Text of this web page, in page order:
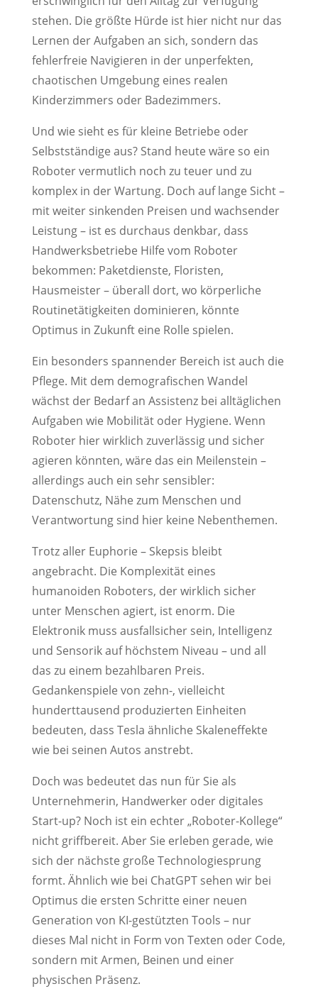
stehen. Die größte Hürde ist hier nicht nur das
Lernen der Aufgaben an sich, sondern das
fehlerfreie Navigieren in der unperfekten,
chaotischen Umgebung eines realen
Kinderzimmers oder Badezimmers.
Und wie sieht es für kleine Betriebe oder
Selbstständige aus? Stand heute wäre so ein
Roboter vermutlich noch zu teuer und zu
komplex in der Wartung. Doch auf lange Sicht –
mit weiter sinkenden Preisen und wachsender
Leistung – ist es durchaus denkbar, dass
Handwerksbetriebe Hilfe vom Roboter
bekommen: Paketdienste, Floristen,
Hausmeister – überall dort, wo körperliche
Routinetätigkeiten dominieren, könnte
Optimus in Zukunft eine Rolle spielen.
Ein besonders spannender Bereich ist auch die
Pflege. Mit dem demografischen Wandel
wächst der Bedarf an Assistenz bei alltäglichen
Aufgaben wie Mobilität oder Hygiene. Wenn
Roboter hier wirklich zuverlässig und sicher
agieren könnten, wäre das ein Meilenstein –
allerdings auch ein sehr sensibler:
Datenschutz, Nähe zum Menschen und
Verantwortung sind hier keine Nebenthemen.
Trotz aller Euphorie – Skepsis bleibt
angebracht. Die Komplexität eines
humanoiden Roboters, der wirklich sicher
unter Menschen agiert, ist enorm. Die
Elektronik muss ausfallsicher sein, Intelligenz
und Sensorik auf höchstem Niveau – und all
das zu einem bezahlbaren Preis.
Gedankenspiele von zehn-, vielleicht
hunderttausend produzierten Einheiten
bedeuten, dass Tesla ähnliche Skaleneffekte
wie bei seinen Autos anstrebt.
Doch was bedeutet das nun für Sie als
Unternehmerin, Handwerker oder digitales
Start-up? Noch ist ein echter „Roboter-Kollege“
nicht griffbereit. Aber Sie erleben gerade, wie
sich der nächste große Technologiesprung
formt. Ähnlich wie bei ChatGPT sehen wir bei
Optimus die ersten Schritte einer neuen
Generation von KI-gestützten Tools – nur
dieses Mal nicht in Form von Texten oder Code,
sondern mit Armen, Beinen und einer
physischen Präsenz.